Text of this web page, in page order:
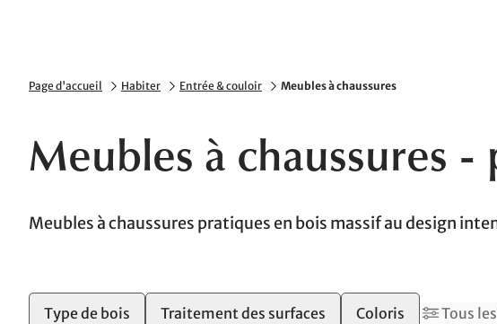
Page d'accueil Habiter Entrée & couloir Meubles à chaussures
Meubles à chaussures
Meubles à chaussures pratiques en bois massif au design
Type de bois Traitement des surfaces Coloris Tous